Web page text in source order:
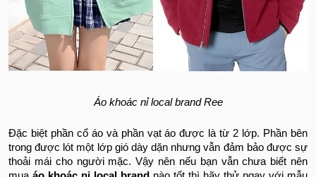
Áo khoác nỉ local brand Ree
Đặc biệt phần cổ áo và phần vạt áo được là từ 2 lớp. Phần bên
trong được lót một lớp gió dày dặn nhưng vẫn đảm bảo được sự
thoải mái cho người mặc. Vậy nên nếu bạn vẫn chưa biết nên